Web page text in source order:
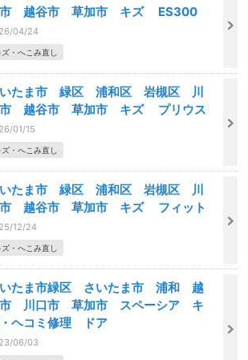
市 越谷市 草加市 キズ ES300
04/24
ズ・へこみ直し
いたま市 緑区 浦和区 岩槻区 川
越谷市 草加市 キズ プリウス
01/15
ズ・へこみ直し
いたま市 緑区 浦和区 岩槻区 川
越谷市 草加市 キズ フィット
12/24
ズ・へこみ直し
たま市緑区 さいたま市 浦和 越
川口市 草加市 スペーシア キ
ヘコミ修理 ドア
06/03